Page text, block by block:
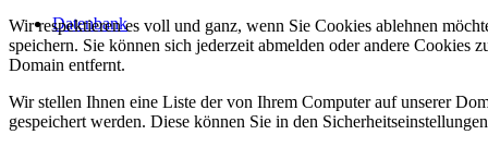
Datenbank
Wir respektieren es voll und ganz, wenn Sie Cookies ablehnen
speichern. Sie können sich jederzeit abmelden oder andere Cookies
Domain entfernt.
Wir stellen Ihnen eine Liste der von Ihrem Computer auf unserer
gespeichert werden. Diese können Sie in den